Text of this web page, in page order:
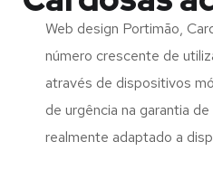
Web design Portimão,
número crescente de
através de dispositivos
de urgência na garantia
realmente adaptado a